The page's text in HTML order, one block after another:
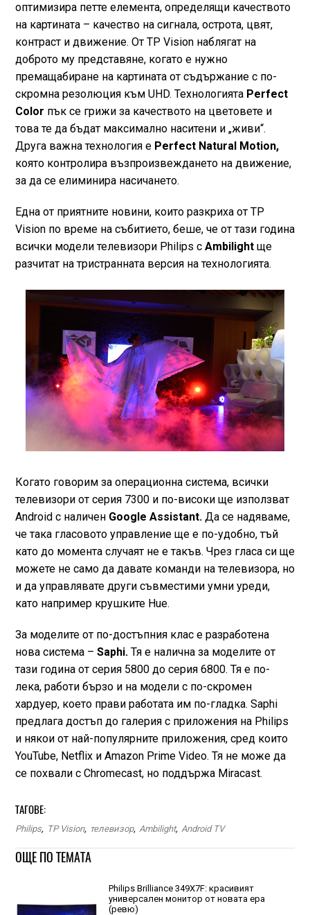
оптимизира петте елемента, определящи качеството
на картината – качество на сигнала, острота, цвят,
контраст и движение. От TP Vision наблягат на
доброто му представяне, когато е нужно
премащабиране на картината от съдържание с по-
скромна резолюция към UHD. Технологията Perfect
Color пък се грижи за качеството на цветовете и
това те да бъдат максимално наситени и „живи“.
Друга важна технология е Perfect Natural Motion,
която контролира възпроизвеждането на движение,
за да се елиминира насичането.
Една от приятните новини, които разкриха от TP
Vision по време на събитието, беше, че от тази година
всички модели телевизори Philips с Ambilightще
разчитат на тристранната версия на технологията.
Когато говорим за операционна система, всички
телевизори от серия 7300 и по-високи ще използват
Android с наличен Google Assistant.Да се надяваме,
че така гласовото управление ще е по-удобно, тъй
като до момента случаят не е такъв. Чрез гласа си ще
можете не само да давате команди на телевизора, но
и да управлявате други съвместими умни уреди,
като например крушките Hue.
За моделите от по-достъпния клас е разработена
нова система – Saphi.Тя е налична за моделите от
тази година от серия 5800 до серия 6800. Тя е по-
лека, работи бързо и на модели с по-скромен
хардуер, което прави работата им по-гладка. Saphi
предлага достъп до галерия с приложения на Philips
и някои от най-популярните приложения, сред които
YouTube, Netflix и Amazon Prime Video. Тя не може да
се похвали с Chromecast, но поддържа Miracast.
ТАГОВЕ:
Philips, TP Vision, телевизор, Ambilight, Android TV
ОЩЕ ПО ТЕМАТА
Philips Brilliance 349X7F: красивият
универсален монитор от новата ера
(ревю)